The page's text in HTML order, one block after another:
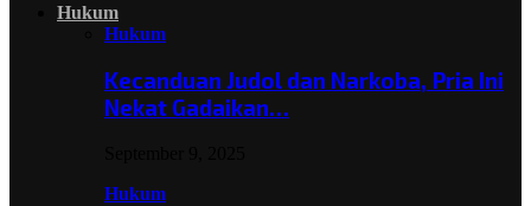
Hukum
Hukum
Kecanduan Judol dan Narkoba, Pria Ini
Nekat Gadaikan…
Hukum